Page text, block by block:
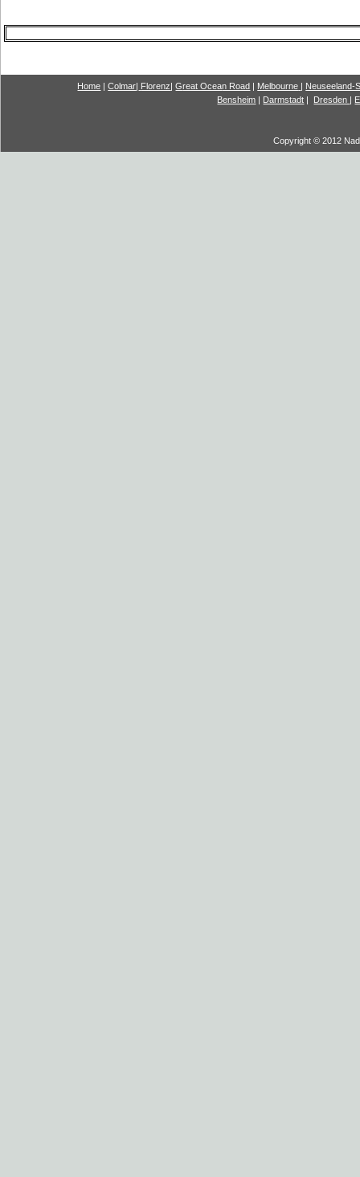
Home |Colmar| Florenz|Great Ocean Road | Melbourne | Neuseeland-
Bensheim | Darmstadt | Dresden |
Copyright © 2012